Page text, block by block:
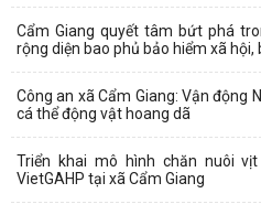
Cẩm Giang quyết tâm bứt phá
rộng diện bao phủ bảo hiểm xã hội,
Công an xã Cẩm Giang: Vận động
cá thể động vật hoang dã
Triển khai mô hình chăn nuôi
VietGAHP tại xã Cẩm Giang